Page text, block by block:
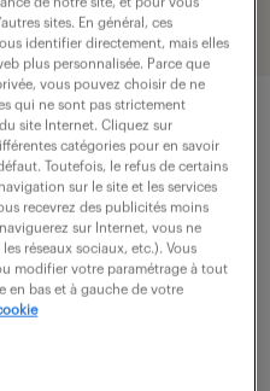
0000987_01C
poste
comptable et
vingtaine de
activement à la
en veillant
sites. En général, ces
identifier directement, mais elles
plus personnalisée. Parce que
vous pouvez choisir de ne
qui ne sont pas strictement
site Internet. Cliquez sur
catégories pour en savoir
Toutefois, le refus de certains
sur le site et les services
recevrez des publicités moins
sur Internet, vous ne
réseaux sociaux, etc.). Vous
modifier votre paramétrage à tout
en bas et à gauche de votre